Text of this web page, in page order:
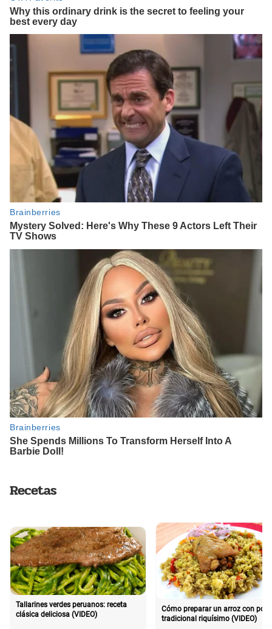
Recetas
Tallarines verdes peruanos: receta
clásica deliciosa (VIDEO)
Cómo preparar un arroz con pollo
tradicional riquísimo (VIDEO)